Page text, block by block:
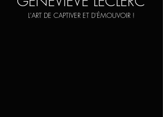
​L'ART DE CAPTIVER ET D'ÉMOUVOIR !